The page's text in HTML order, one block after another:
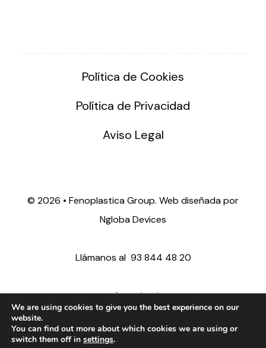
Política de Cookies
Política de Privacidad
Aviso Legal
© 2026 • Fenoplastica Group. Web diseñada por
Ngloba Devices
Llámanos al 93 844 48 20
ventas@fenoplastica.com
export@fenoplastica.com
We are using cookies to give you the best experience on our
website.
You can find out more about which cookies we are using or
switch them off in settings.